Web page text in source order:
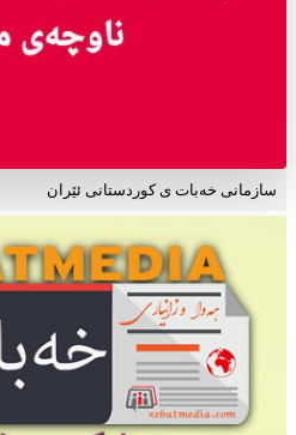
سازمانی خەبات ی کوردستانی ئێران